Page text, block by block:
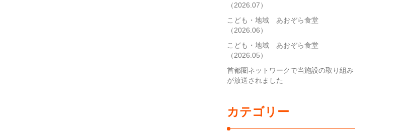
（2026.07）
こども・地域 あおぞら食堂
（2026.06）
こども・地域 あおぞら食堂
（2026.05）
首都圏ネットワークで当施設の取り組み
が放送されました
カテゴリー